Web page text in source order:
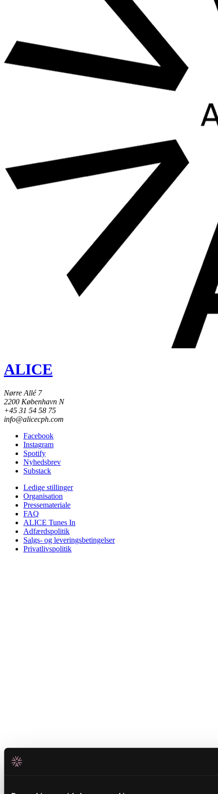
ALICE
Nørre Allé 7
2200 København N
+45 31 54 58 75
info@alicecph.com
Facebook
Instagram
Spotify
Nyhedsbrev
Substack
Ledige stillinger
Organisation
Pressemateriale
FAQ
ALICE Tunes In
Adfærdspolitik
Salgs- og leveringsbetingelser
Privatlivspolitik